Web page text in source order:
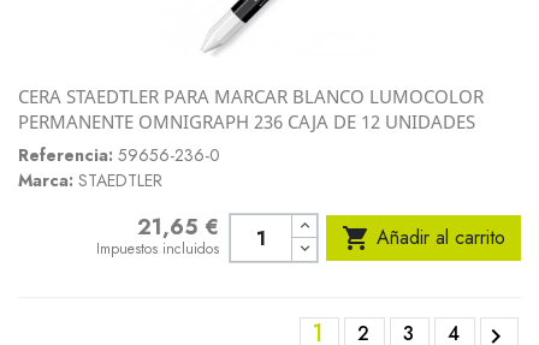
CERA STAEDTLER PARA MARCAR BLANCO LUMOCOLOR
PERMANENTE OMNIGRAPH 236 CAJA DE 12 UNIDADES
Referencia: 59656-236-0
Marca: STAEDTLER
Precio21,65 €
Impuestos incluidos  Añadir al carrito
1 2 3 4 